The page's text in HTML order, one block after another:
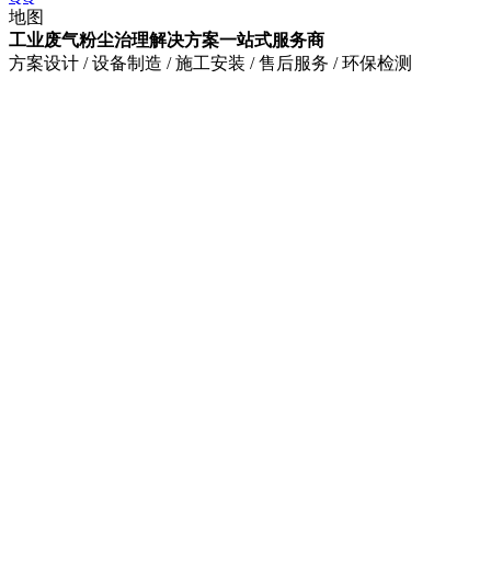
地图
工业废气粉尘治理解决方案一站式服务商
方案设计 / 设备制造 / 施工安装 / 售后服务 / 环保检测